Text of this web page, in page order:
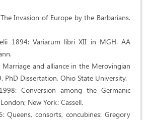
Invasion of Europe by the Barbarians.
1894: Variarum libri XII in MGH. AA
Marriage and alliance in the Merovingian
PhD Dissertation, Ohio State University.
Conversion among the Germanic
New York: Cassell.
Queens, consorts, concubines: Gregory